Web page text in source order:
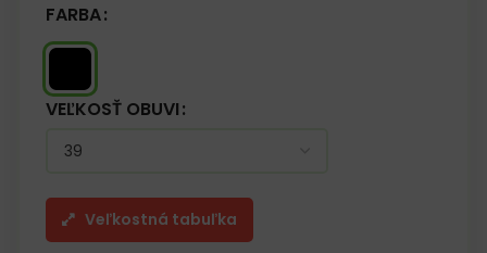
FARBA
VEĽKOSŤ OBUVI
Veľkostná tabuľka